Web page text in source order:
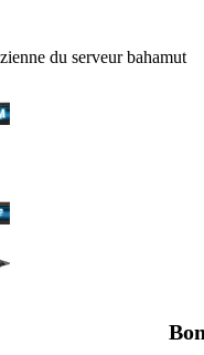
du serveur bahamut